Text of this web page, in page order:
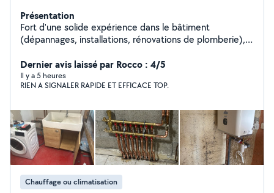
Présentation
Fort d'une solide expérience dans le bâtiment
(dépannages, installations, rénovations de plomberie),
un travail de qualité. Je suis consciencieux, efficace,
honnête et juste.
Dernier avis laissé par Rocco : 4/5
Il y a 5 heures
RIEN A SIGNALER RAPIDE ET EFFICACE TOP.
Chauffage ou climatisation